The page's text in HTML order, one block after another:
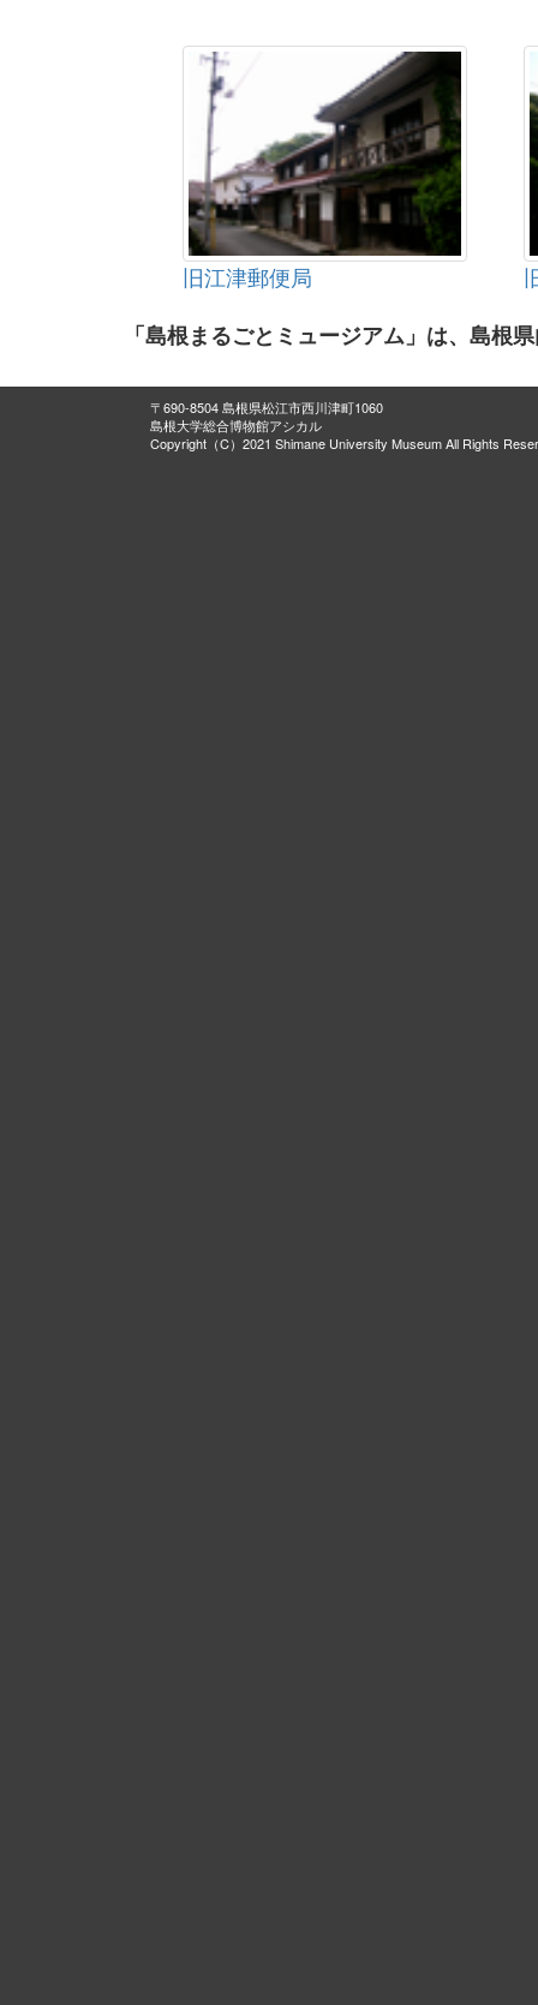
旧江津郵便局
「島根まるごとミュージアム」は、島根
〒690-8504 島根県松江市西川津町1060
島根大学総合博物館アシカル
Copyright（C）2021 Shimane University Museum All Rights